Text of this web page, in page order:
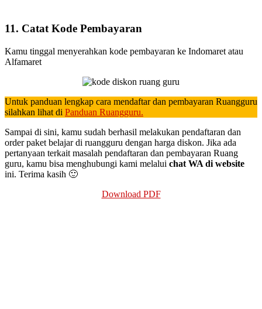
11. Catat Kode Pembayaran
Kamu tinggal menyerahkan kode pembayaran ke Indomaret atau
Alfamaret
Untuk panduan lengkap cara mendaftar dan pembayaran Ruangguru
silahkan lihat di Panduan Ruangguru.
Sampai di sini, kamu sudah berhasil melakukan pendaftaran dan
order paket belajar di ruangguru dengan harga diskon. Jika ada
pertanyaan terkait masalah pendaftaran dan pembayaran Ruang
guru, kamu bisa menghubungi kami melalui chat WA di website
ini. Terima kasih 🙂
Download PDF